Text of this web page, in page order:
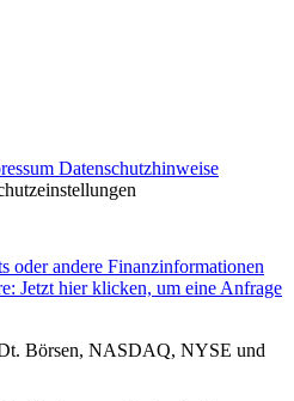
Datenschutzhinweise
oder andere Finanzinformationen
Jetzt hier klicken, um eine Anfrage
Börsen, NASDAQ, NYSE und